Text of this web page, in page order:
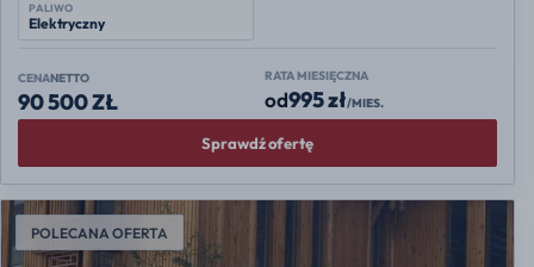
PALIWO
Elektryczny
CENANETTO
90 500 ZŁ
RATA MIESIĘCZNA
od995 zł/MIES.
Sprawdź ofertę
POLECANA OFERTA